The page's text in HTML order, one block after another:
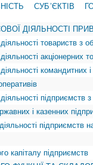
СУБ’ЄКТІВ
ДІЯЛЬНОСТІ
товариств з
акціонерних
командитних
підприємств
і казенних
підприємств
капіталу підприємств